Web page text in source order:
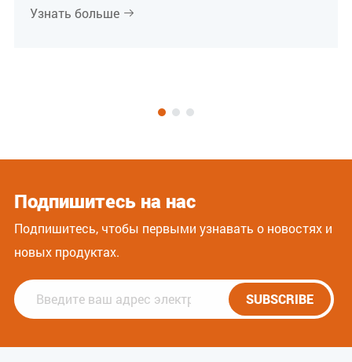
Узнать больше 
Подпишитесь на нас
Подпишитесь, чтобы первыми узнавать о новостях и
новых продуктах.
SUBSCRIBE